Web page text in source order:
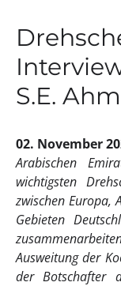
S.E.
02. November
Arabischen
wichtigsten
zwischen Europa,
Gebieten
Ausweitung der
der Botschafter